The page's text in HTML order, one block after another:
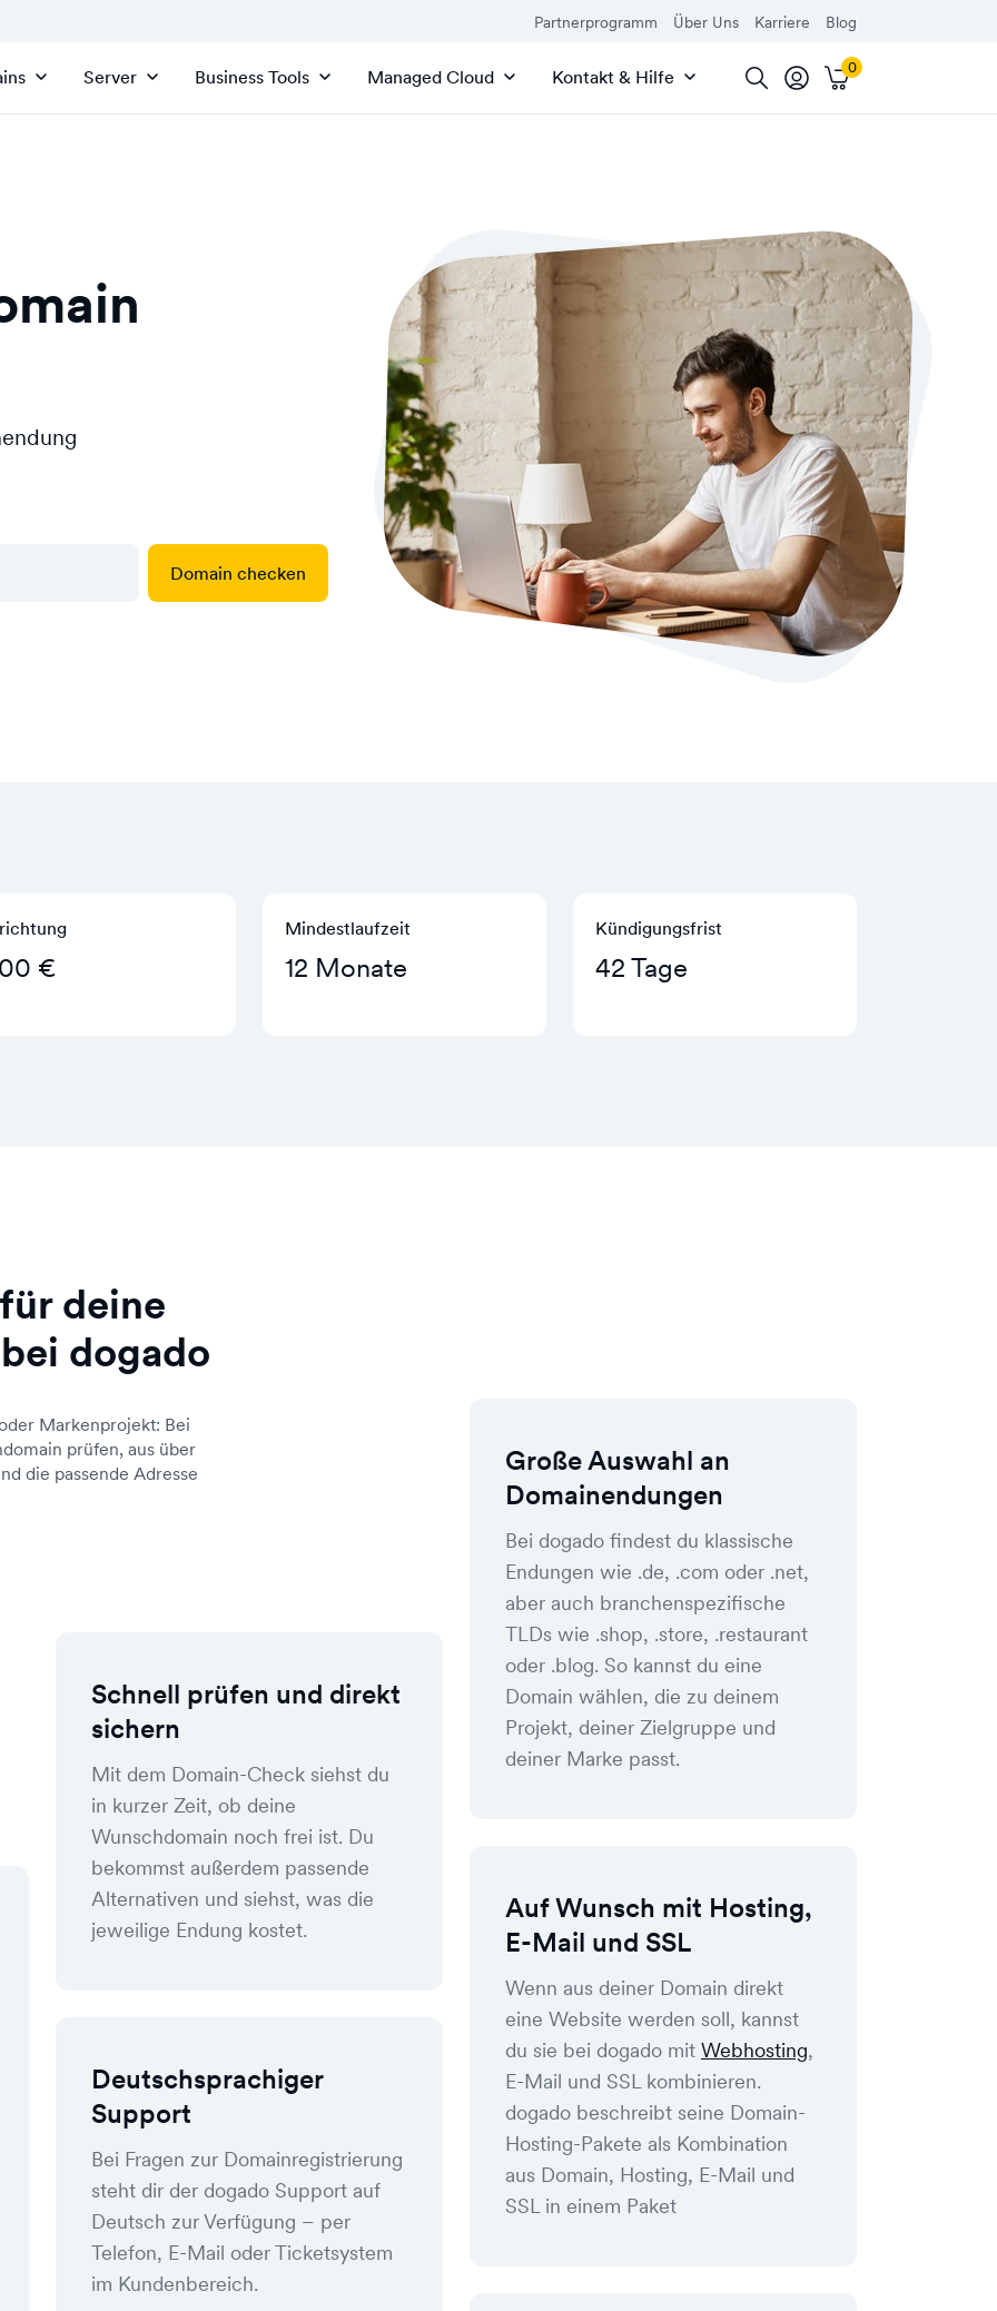
Partnerprogramm Über Uns Karriere Blog
Server Business Tools Managed Cloud Kontakt & Hilfe
Domain checken
€
Mindestlaufzeit
12 Monate
Kündigungs­frist
42 Tage
deine
dogado
Markenprojekt: Bei
prüfen, aus über
die passende Adresse
Schnell prüfen und direkt
sichern
Mit dem Domain-Check siehst du
in kurzer Zeit, ob deine
Wunschdomain noch frei ist. Du
bekommst außerdem passende
Alternativen und siehst, was die
jeweilige Endung kostet.
Deutschsprachiger
Support
Bei Fragen zur Domainregistrierung
steht dir der dogado Support auf
Deutsch zur Verfügung – per
Telefon, E-Mail oder Ticketsystem
im Kundenbereich.
Große Auswahl an
Domainendungen
Bei dogado findest du klassische
Endungen wie .de, .com oder .net,
aber auch branchenspezifische
TLDs wie .shop, .store, .restaurant
oder .blog. So kannst du eine
Domain wählen, die zu deinem
Projekt, deiner Zielgruppe und
deiner Marke passt.
Auf Wunsch mit Hosting,
E-Mail und SSL
Wenn aus deiner Domain direkt
eine Website werden soll, kannst
du sie bei dogado mit Webhosting,
E-Mail und SSL kombinieren.
dogado beschreibt seine Domain-
Hosting-Pakete als Kombination
aus Domain, Hosting, E-Mail und
SSL in einem Paket